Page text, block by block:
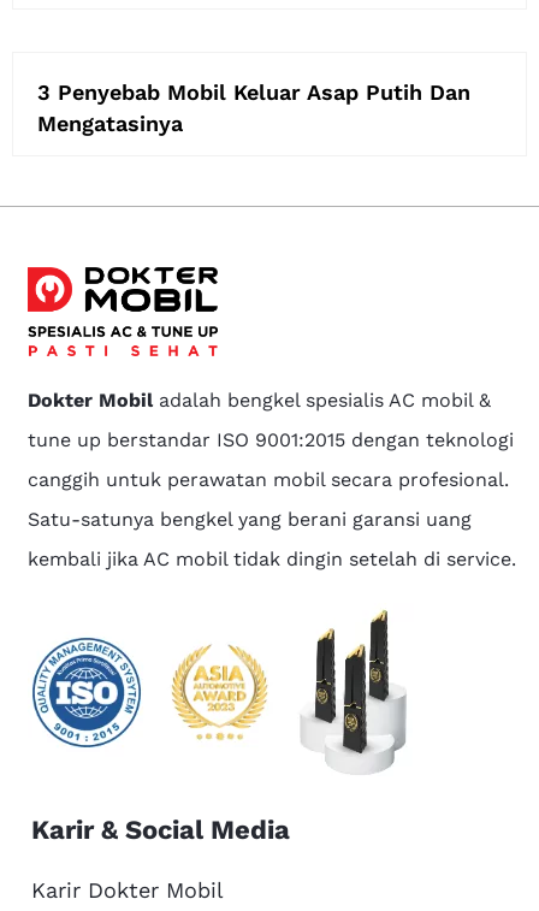
3 Penyebab Mobil Keluar Asap Putih Dan
Mengatasinya
Dokter Mobiladalah bengkel spesialis AC mobil &
tune up berstandar ISO 9001:2015 dengan teknologi
canggih untuk perawatan mobil secara profesional.
Satu-satunya bengkel yang berani garansi uang
kembali jika AC mobil tidak dingin setelah di service.
Karir & Social Media
Karir Dokter Mobil